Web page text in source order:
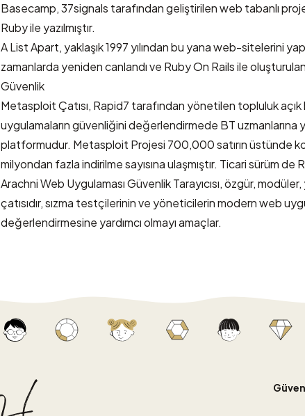
Basecamp,37signals tarafından geliştirilen web tabanlı
Ruby ile yazılmıştır.
A List Apart, yaklaşık 1997 yılından bu yana web-sitelerini
zamanlarda yeniden canlandı ve Ruby On Rails ile
Güvenlik
Metasploit Çatısı, Rapid7 tarafından yönetilen topluluk açık
uygulamaların güvenliğini değerlendirmede BT uzmanlarına
platformudur. Metasploit Projesi 700,000 satırın üstünde
milyondan fazla indirilme sayısına ulaşmıştır. Ticari sürüm de
Arachni Web Uygulaması Güvenlik Tarayıcısı, özgür,
çatısıdır, sızma testçilerinin ve yöneticilerin modern web
değerlendirmesine yardımcı olmayı amaçlar.